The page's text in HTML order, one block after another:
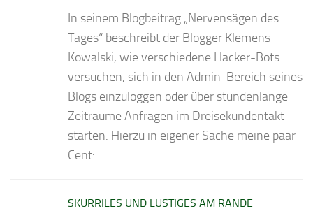
In seinem Blogbeitrag „Nervensägen des
Tages“ beschreibt der Blogger Klemens
Kowalski, wie verschiedene Hacker-Bots
versuchen, sich in den Admin-Bereich seines
Blogs einzuloggen oder über stundenlange
Zeiträume Anfragen im Dreisekundentakt
starten. Hierzu in eigener Sache meine paar
Cent:
SKURRILES UND LUSTIGES AM RANDE